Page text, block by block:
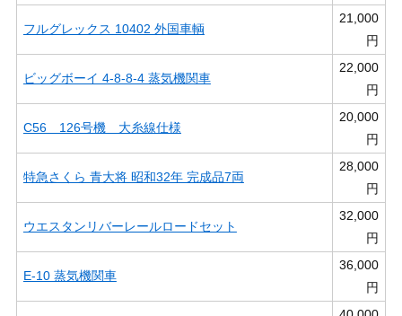
フルグレックス 10402 外国車輌
21,000
円
ビッグボーイ 4-8-8-4 蒸気機関車
22,000
円
C56 126号機 大糸線仕様
20,000
円
特急さくら 青大将 昭和32年 完成品7両
28,000
円
ウエスタンリバーレールロードセット
32,000
円
E-10 蒸気機関車
36,000
円